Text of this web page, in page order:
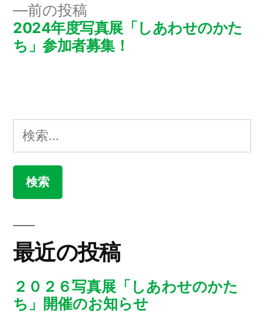
ナ
ビ
ョ
前の投稿
の
投
2024年度写真展「しあわせのかた
ち」参加者募集！
検
索:
最近の投稿
２０２６写真展「しあわせのかた
ち」開催のお知らせ